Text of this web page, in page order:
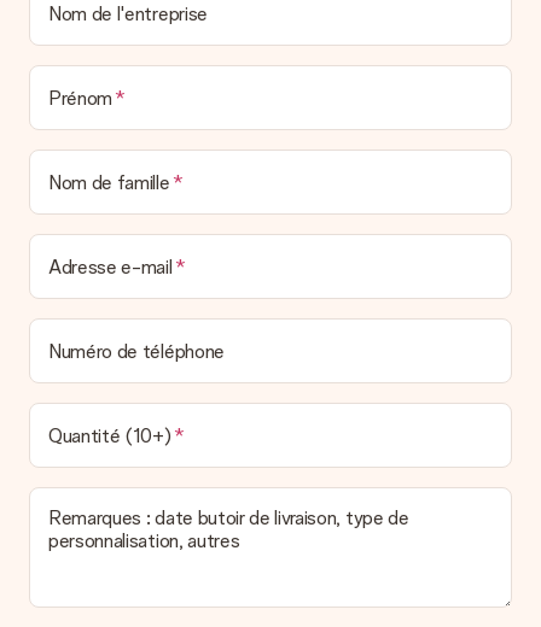
Nom de l'entreprise
Prénom
Nom de famille
Adresse e-mail
Numéro de téléphone
Quantité (10+)
Remarques : date butoir de livraison, type de
personnalisation, autres